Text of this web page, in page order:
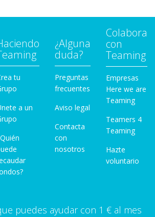
tu
a un
¿Alguna
duda?
Preguntas
frecuentes
Aviso legal
Contacta
con
nosotros
Colabora
con
Teaming
Empresas
Here we are
Teaming
Teamers 4
Teaming
Hazte
voluntario
puedes ayudar con 1 € al mes